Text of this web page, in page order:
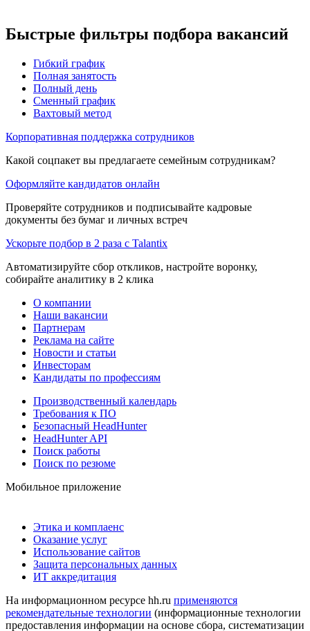
Быстрые фильтры подбора вакансий
Гибкий график
Полная занятость
Полный день
Сменный график
Вахтовый метод
Корпоративная поддержка сотрудников
Какой соцпакет вы предлагаете семейным сотрудникам?
Оформляйте кандидатов онлайн
Проверяйте сотрудников и подписывайте кадровые
документы без бумаг и личных встреч
Ускорьте подбор в 2 раза с Talantix
Автоматизируйте сбор откликов, настройте воронку,
собирайте аналитику в 2 клика
О компании
Наши вакансии
Партнерам
Реклама на сайте
Новости и статьи
Инвесторам
Кандидаты по профессиям
Производственный календарь
Требования к ПО
Безопасный HeadHunter
HeadHunter API
Поиск работы
Поиск по резюме
Мобильное приложение
Этика и комплаенс
Оказание услуг
Использование сайтов
Защита персональных данных
ИТ аккредитация
На информационном ресурсе hh.ru применяются
рекомендательные технологии (информационные технологии
предоставления информации на основе сбора, систематизации